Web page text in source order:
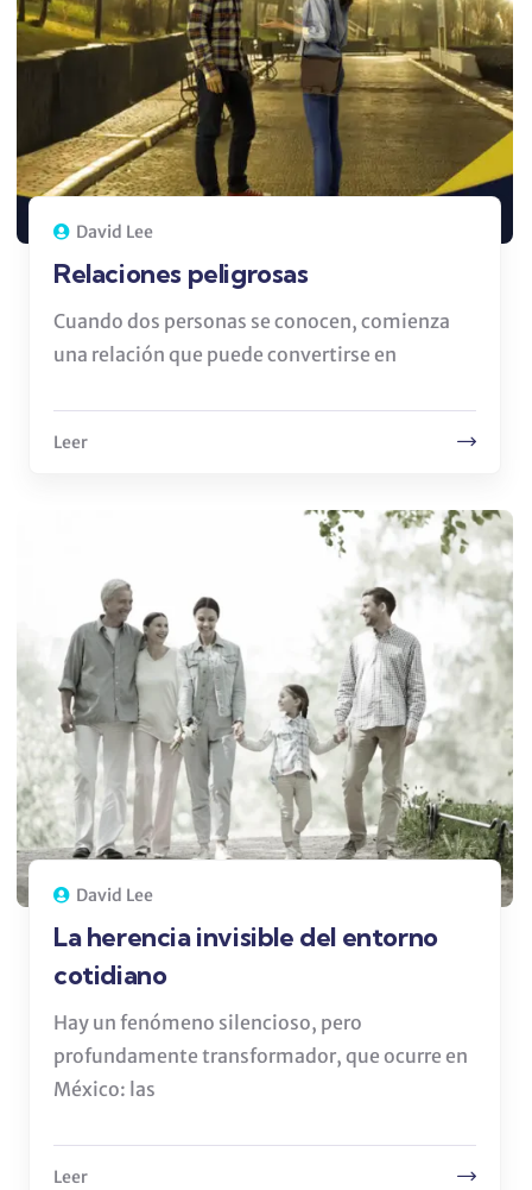
David Lee
Relaciones peligrosas
Cuando dos personas se conocen, comienza
una relación que puede convertirse en
Leer
David Lee
La herencia invisible del entorno
cotidiano
Hay un fenómeno silencioso, pero
profundamente transformador, que ocurre en
México: las
Leer